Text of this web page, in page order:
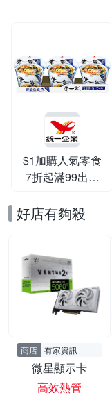
$1加購人氣零食
7折起滿99出貨
好店有夠殺
商店 有家資訊
微星顯示卡
高效熱管